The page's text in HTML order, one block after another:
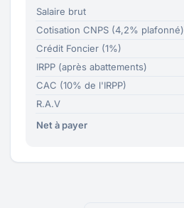
Salaire brut
Cotisation CNPS (4,2% plafonné)
Crédit Foncier (1%)
IRPP (après abattements)
CAC (10% de l'IRPP)
R.A.V
Net à payer